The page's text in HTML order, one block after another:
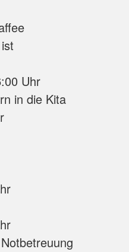
Uhr
in die Kita